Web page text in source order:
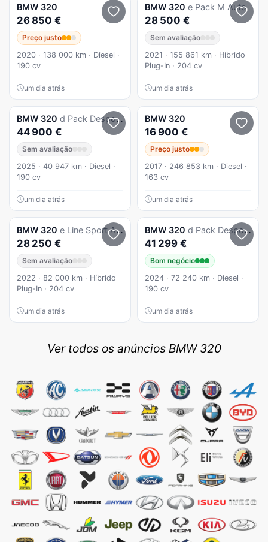
BMW 320
26 850 €
Preço justo
2020 · 138 000 km · Diesel ·
190 cv
um dia atrás
BMW 320 e Pack M Auto
28 500 €
Sem avaliação
2021 · 155 861 km · Híbrido
Plug-In · 204 cv
um dia atrás
BMW 320 d Pack Desportivo M Auto
44 900 €
Sem avaliação
2025 · 40 947 km · Diesel ·
190 cv
um dia atrás
BMW 320
16 900 €
Preço justo
2017 · 246 853 km · Diesel ·
163 cv
um dia atrás
BMW 320 e Line Sport Auto
28 250 €
Sem avaliação
2022 · 82 000 km · Híbrido
Plug-In · 204 cv
um dia atrás
BMW 320 d Pack Desportivo M Auto
41 299 €
Bom negócio
2024 · 72 240 km · Diesel ·
190 cv
um dia atrás
Ver todos os anúncios BMW 320